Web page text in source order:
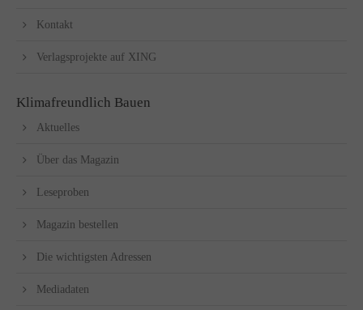
Kontakt
Verlagsprojekte auf XING
Klimafreundlich Bauen
Aktuelles
Über das Magazin
Leseproben
Magazin bestellen
Die wichtigsten Adressen
Mediadaten